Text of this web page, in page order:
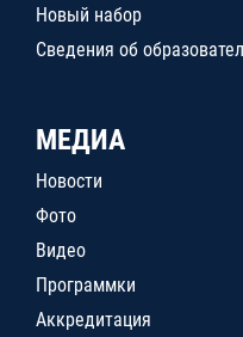
Новый набор
Сведения об
МЕДИА
Новости
Фото
Видео
Программки
Аккредитация